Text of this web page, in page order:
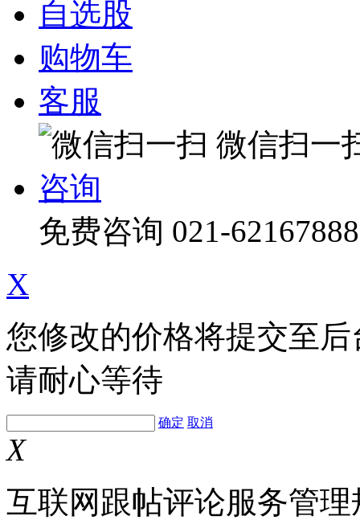
自选股
购物车
客服
微信扫一
咨询
免费咨询 021-62167888
X
您修改的价格将提交至
请耐心等待
确定 取消
X
互联网跟帖评论服务管理